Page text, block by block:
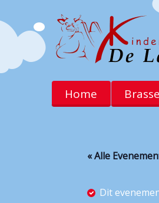
Home
« Alle
Dit